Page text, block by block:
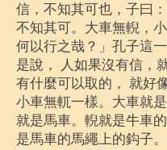
信，不知其可也，子曰
不知其可。大車無輗，
何以行之哉？」孔子這
是說， 人如果沒有信，
有什麼可以取的， 就好
小車無軏一樣。大車就
就是馬車。輗就是牛車
是馬車的馬繩上的鈎子